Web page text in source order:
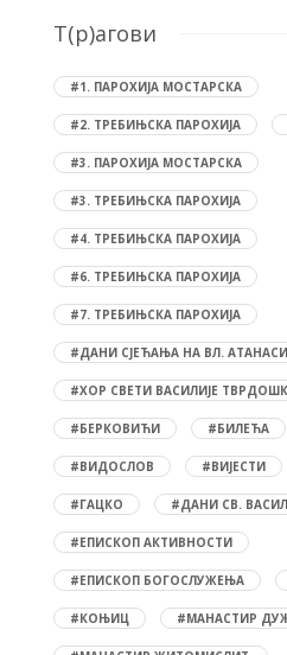
T(р)агови
#1. ПАРОХИЈА МОСТАРСКА
#2. ТРЕБИЊСКА ПАРОХИЈА
#3. ПАРОХИЈА МОСТАРСКА
#3. ТРЕБИЊСКА ПАРОХИЈА
#4. ТРЕБИЊСКА ПАРОХИЈА
#6. ТРЕБИЊСКА ПАРОХИЈА
#7. ТРЕБИЊСКА ПАРОХИЈА
#ДАНИ СЈЕЋАЊА НА ВЛ.
#ХОР СВЕТИ ВАСИЛИЈЕ
#БЕРКОВИЋИ #БИЛЕЋА
#ВИДОСЛОВ #ВИЈЕСТИ
#ГАЦКО #ДАНИ СВ.
#ЕПИСКОП АКТИВНОСТИ
#ЕПИСКОП БОГОСЛУЖЕЊА
#КОЊИЦ #МАНАСТИР